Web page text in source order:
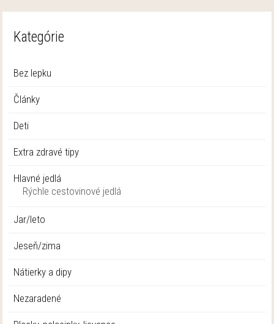
Kategórie
Bez lepku
Články
Deti
Extra zdravé tipy
Hlavné jedlá
Rýchle cestovinové jedlá
Jar/leto
Jeseň/zima
Nátierky a dipy
Nezaradené